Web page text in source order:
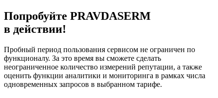
Попробуйте PRAVDASERM
в действии!
Пробный период пользования сервисом не ограничен по
функционалу. За это время вы сможете сделать
неограниченное количество измерений репутации, а также
оценить функции аналитики и мониторинга в рамках числа
одновременных запросов в выбранном тарифе.